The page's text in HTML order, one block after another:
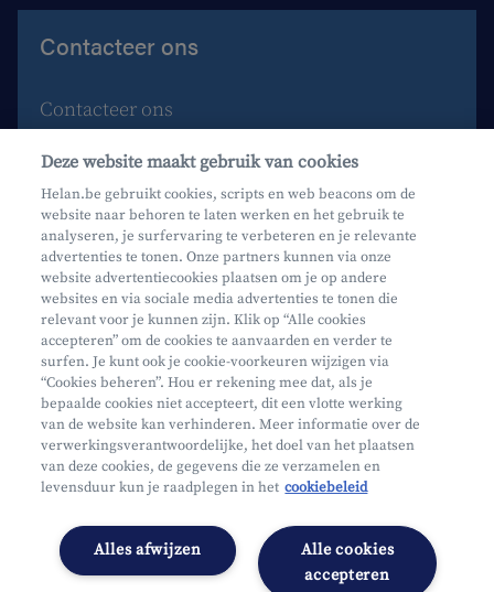
Contacteer ons
Contacteer ons
Maak een afspraak
Waar vind je ons?
Phishing
Mifid
Privacy
Juridische info
Onderworpen aan de controle van CDZ
Toegankelijkheidsverklaring
Cookies beheren
Deze website maakt gebruik van cookies
Helan.be gebruikt cookies, scripts en web beacons om de
website naar behoren te laten werken en het gebruik te
analyseren, je surfervaring te verbeteren en je relevante
advertenties te tonen. Onze partners kunnen via onze
website advertentiecookies plaatsen om je op andere
websites en via sociale media advertenties te tonen die
relevant voor je kunnen zijn. Klik op “Alle cookies
accepteren” om de cookies te aanvaarden en verder te
surfen. Je kunt ook je cookie-voorkeuren wijzigen via
“Cookies beheren”. Hou er rekening mee dat, als je
bepaalde cookies niet accepteert, dit een vlotte werking
van de website kan verhinderen. Meer informatie over de
verwerkingsverantwoordelijke, het doel van het plaatsen
van deze cookies, de gegevens die ze verzamelen en
levensduur kun je raadplegen in het cookiebeleid
Alle cookies
accepteren
Alles afwijzen